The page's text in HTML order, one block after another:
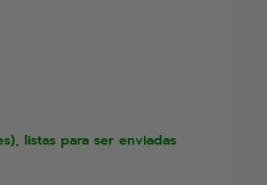
listas para ser enviadas